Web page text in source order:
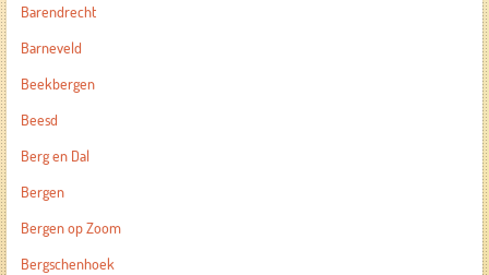
Barendrecht
Barneveld
Beekbergen
Beesd
Berg en Dal
Bergen
Bergen op Zoom
Bergschenhoek